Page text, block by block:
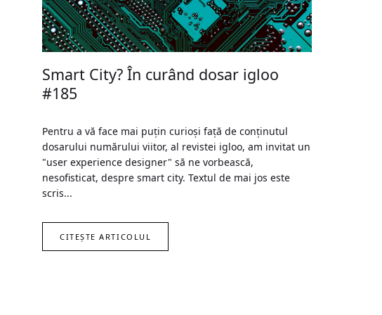
Smart City? În curând dosar igloo
#185
Pentru a vă face mai puțin curioși față de conținutul
dosarului numărului viitor, al revistei igloo, am invitat un
"user experience designer" să ne vorbească,
nesofisticat, despre smart city. Textul de mai jos este
scris...
CITEȘTE ARTICOLUL